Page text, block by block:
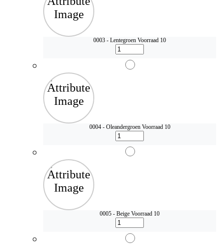
0003 - Lentegroen Voorraad 10
0004 - Oleandergroen Voorraad 10
0005 - Beige Voorraad 10